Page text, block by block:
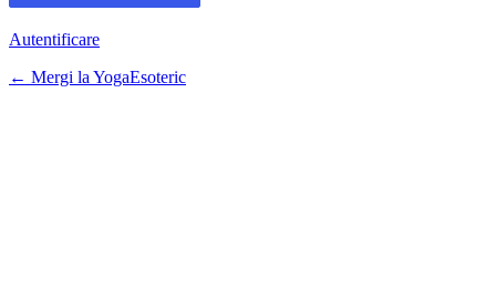
Autentificare
← Mergi la YogaEsoteric